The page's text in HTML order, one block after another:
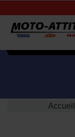
.
Accueil